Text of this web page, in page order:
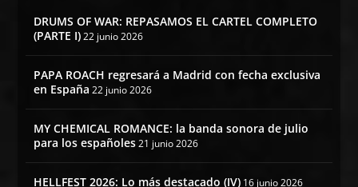
DRUMS OF WAR: REPASAMOS EL CARTEL COMPLETO
(PARTE I) 22 junio 2026
PAPA ROACH regresará a Madrid con fecha exclusiva
en España 22 junio 2026
MY CHEMICAL ROMANCE: la banda sonora de julio
para los españoles 21 junio 2026
HELLFEST 2026: Lo más destacado (IV) 16 junio 2026